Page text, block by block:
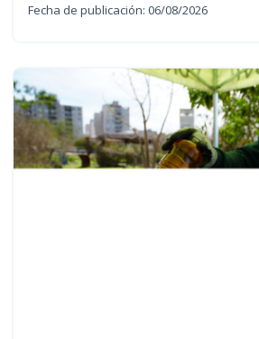
Fecha de publicación: 06/08/2026